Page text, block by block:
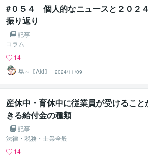
#０５４ 個人的なニュースと２０２
振り返り
記事
コラム
14
晃∼【Aki】
2024/11/09
産休中・育休中に従業員が受けること
きる給付金の種類
記事
法律・税務・士業全般
14